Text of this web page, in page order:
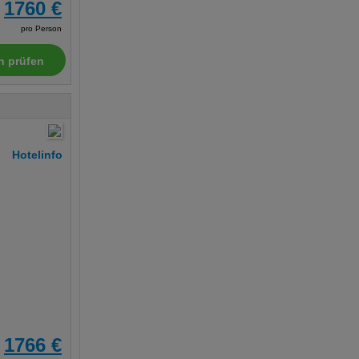
1760 €
pro Person
prüfen
Hotelinfo
1766 €